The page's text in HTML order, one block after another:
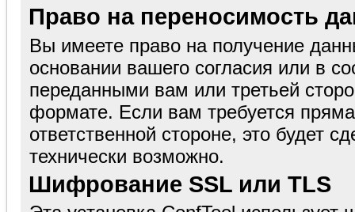
Право на переносимость
Вы имеете право на получение
основании вашего согласия или в
переданными вам или третьей
формате. Если вам требуется
ответственной стороне, это будет
технически возможно.
Шифрование SSL или TLS